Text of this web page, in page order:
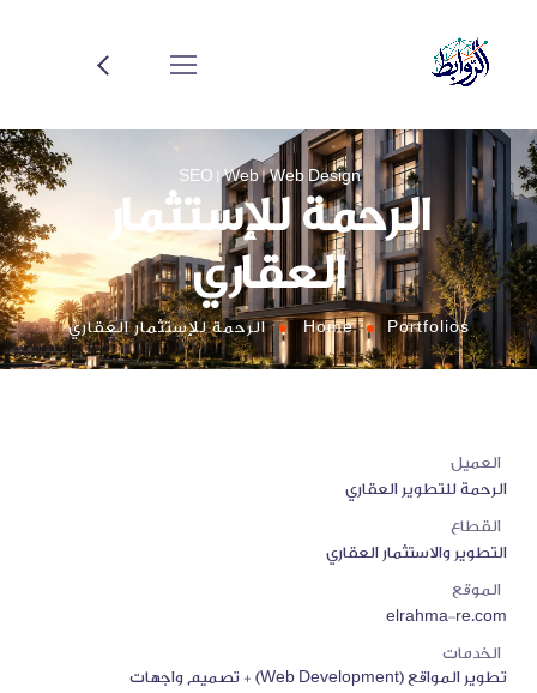
SEO Web Web Design
الرحمة للإستثمار
العقاري
Home Portfolios الرحمة للإستثمار العقاري
العميل
الرحمة للتطوير العقاري
القطاع
التطوير والاستثمار العقاري
الموقع
elrahma-re.com
الخدمات
تطوير المواقع (Web Development) + تصميم واجهات